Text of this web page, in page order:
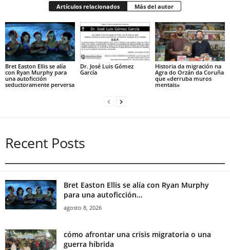
Artículos relacionados Más del autor
Bret Easton Ellis se alía
con Ryan Murphy para
una autoficción
seductoramente perversa
Dr. José Luis Gómez
García
Historia da migración na
Agra do Orzán da Coruña
que «derruba muros
mentais»
Recent Posts
Bret Easton Ellis se alía con Ryan Murphy
para una autoficción...
agosto 8, 2026
cómo afrontar una crisis migratoria o una
guerra híbrida